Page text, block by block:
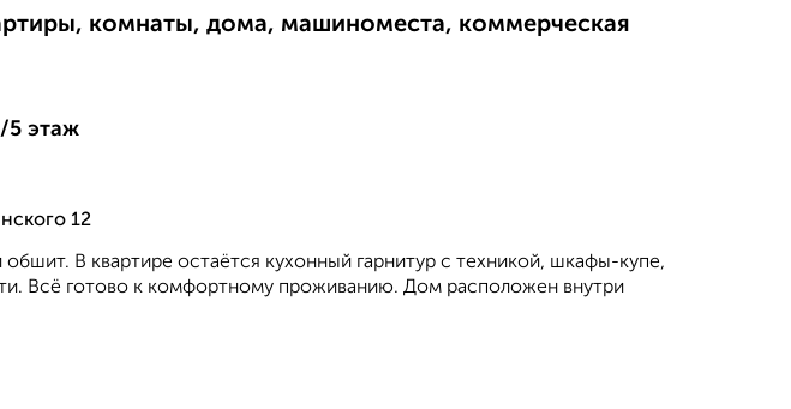
комнаты, дома, машиноместа, коммерческая
5 этаж
12
обшит. В квартире остаётся кухонный гарнитур с техникой, шкафы-купе,
Всё готово к комфортному проживанию. Дом расположен внутри